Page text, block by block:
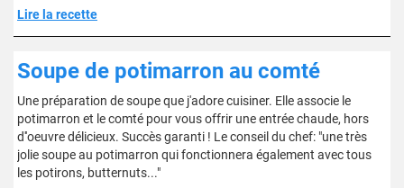
Lire la recette
Soupe de potimarron au comté
Une préparation de soupe que j'adore cuisiner. Elle associe le
potimarron et le comté pour vous offrir une entrée chaude, hors
d''oeuvre délicieux. Succès garanti ! Le conseil du chef: "une très
jolie soupe au potimarron qui fonctionnera également avec tous
les potirons, butternuts..."